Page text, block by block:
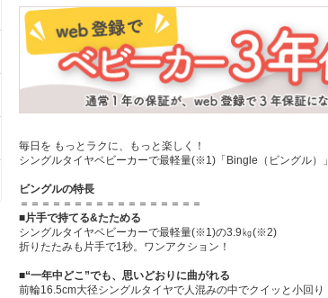
毎日を もっとラクに、もっと楽しく！
シングルタイヤベビーカーで最軽量(※1)「Bingle（ビングル）」
ビングルの特長
＝＝＝＝＝＝＝＝＝＝＝＝＝＝＝＝＝
■片手で持てる&たためる
シングルタイヤベビーカーで最軽量(※1)の3.9㎏(※2)
折りたたみも片手で1秒。ワンアクション！
■“一年中どこ”でも、思いどおりに曲がれる
前輪16.5cm大径シングルタイヤで人混みの中でクイッと小回り